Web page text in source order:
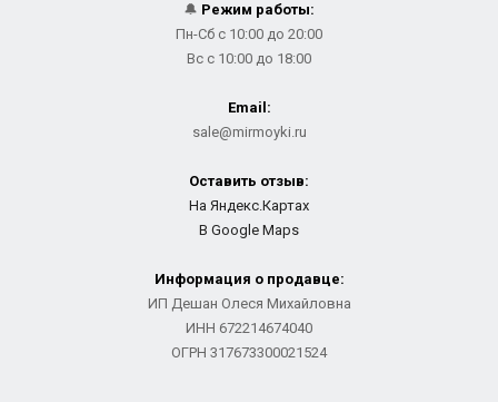
🔔 Режим работы:
Пн-Сб с 10:00 до 20:00
Вс с 10:00 до 18:00
Email:
sale@mirmoyki.ru
Оставить отзыв:
На Яндекс.Картах
В Google Maps
Информация о продавце:
ИП Дешан Олеся Михайловна
ИНН 672214674040
ОГРН 317673300021524